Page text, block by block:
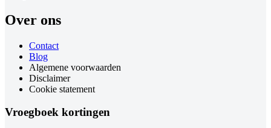
Over ons
Contact
Blog
Algemene voorwaarden
Disclaimer
Cookie statement
Vroegboek kortingen